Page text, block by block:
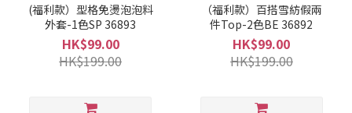
(福利款）型格免燙泡泡料
外套-1色SP 36893
HK$99.00
HK$199.00
（福利款）百搭雪紡假兩
件Top-2色BE 36892
HK$99.00
HK$199.00